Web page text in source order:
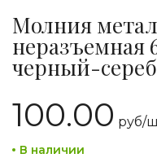
Молния
неразъемная
черный-
100.00 руб/
В наличии